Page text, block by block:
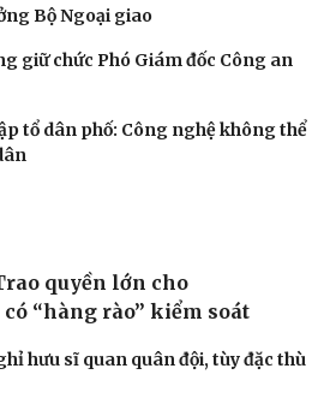
ngăn chặn vận chuyển
7 tỷ đồng bằng thủ đoạn "vay
hành hạ, bắt bé gái 11 tuổi quỳ đến
mua súng quân dụng để